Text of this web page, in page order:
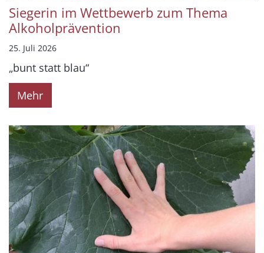
Siegerin im Wettbewerb zum Thema
Alkoholprävention
25. Juli 2026
„bunt statt blau“
Mehr